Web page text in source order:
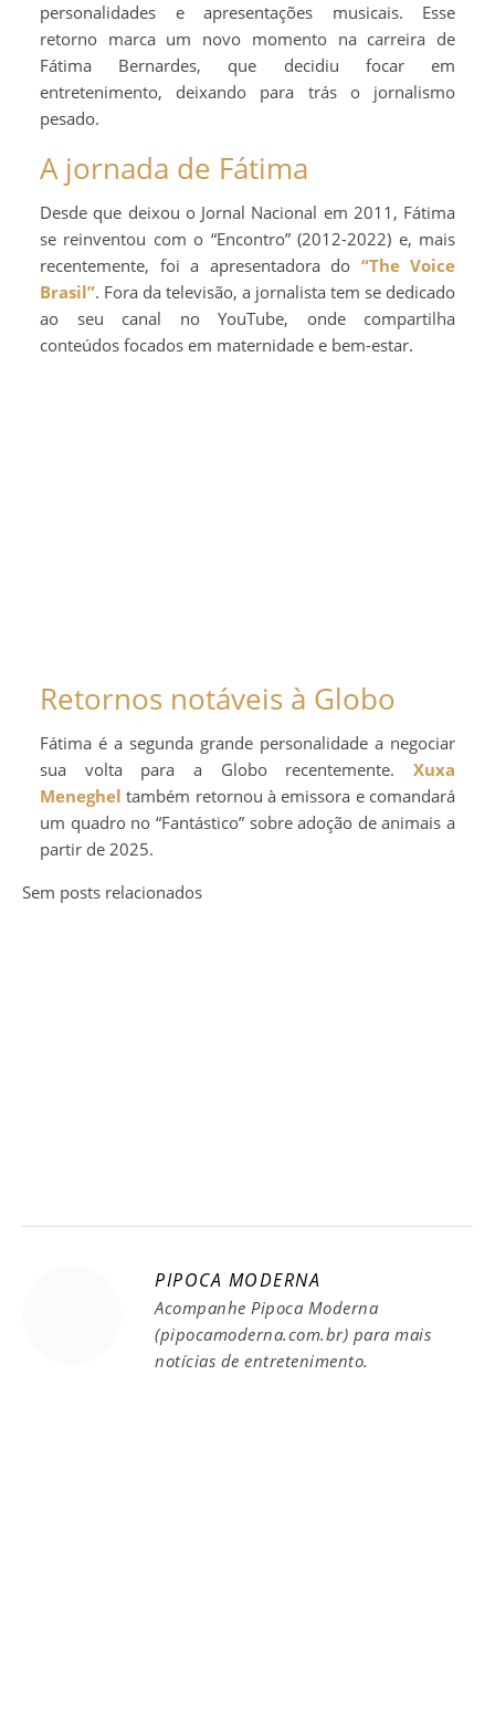
personalidades e apresentações musicais. Esse
retorno marca um novo momento na carreira de
Fátima Bernardes, que decidiu focar em
entretenimento, deixando para trás o jornalismo
pesado.
A jornada de Fátima
Desde que deixou o Jornal Nacional em 2011, Fátima
se reinventou com o “Encontro” (2012-2022) e, mais
recentemente, foi a apresentadora do “The Voice
Brasil”. Fora da televisão, a jornalista tem se dedicado
ao seu canal no YouTube, onde compartilha
conteúdos focados em maternidade e bem-estar.
Retornos notáveis à Globo
Fátima é a segunda grande personalidade a negociar
sua volta para a Globo recentemente. Xuxa
Meneghel também retornou à emissora e comandará
um quadro no “Fantástico” sobre adoção de animais a
partir de 2025.
Sem posts relacionados
PIPOCA MODERNA
Acompanhe Pipoca Moderna
(pipocamoderna.com.br) para mais
notícias de entretenimento.